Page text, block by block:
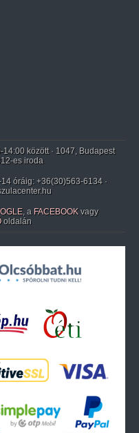
között · 1047, Budapest
es iroda
óráig: +36(30)563-6134 ·
, a FACEBOOK vagy
oldalán